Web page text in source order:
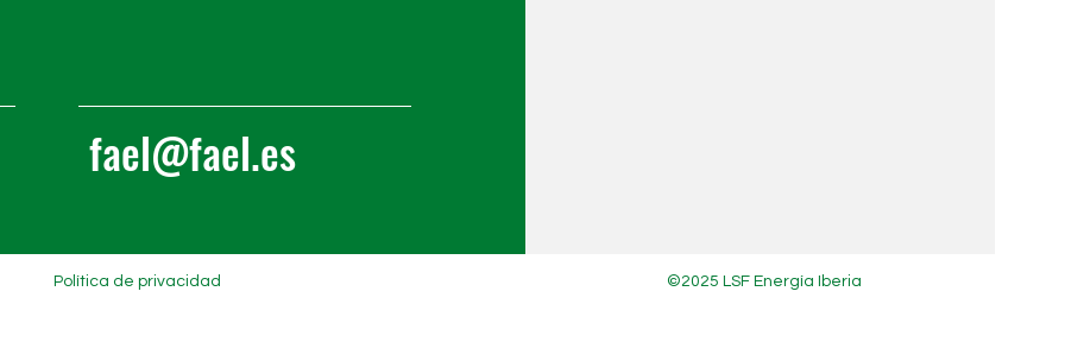
fael@fael.es
Política de privacidad ©2025 ​LSF Energía Iberia